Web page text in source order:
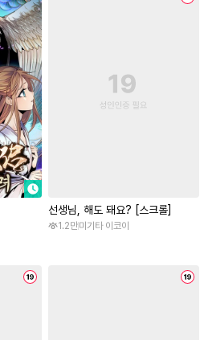
선생님, 해도 돼요? [스크롤]
1.2만미기타 이코이